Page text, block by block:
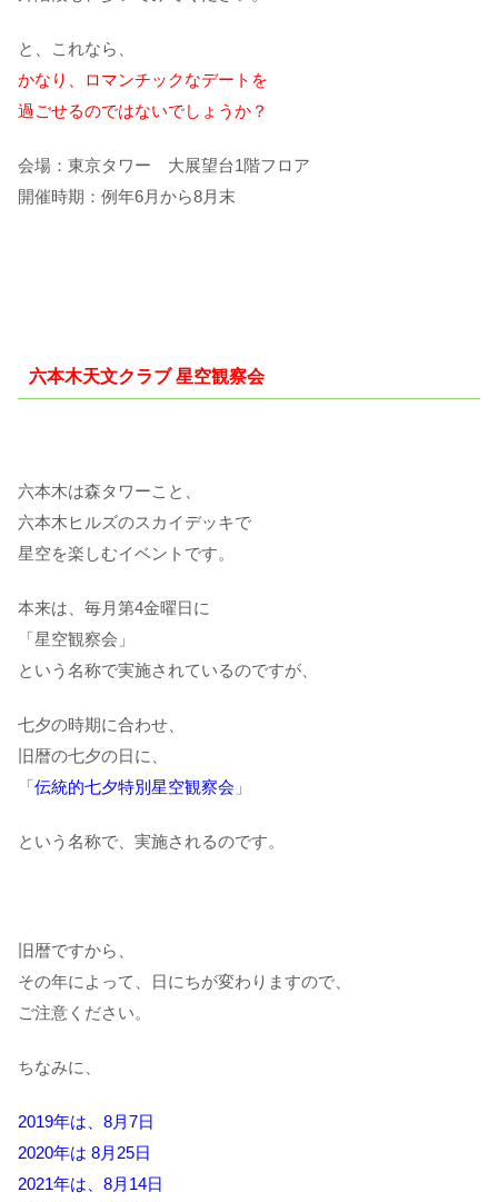
と、これなら、
かなり、ロマンチックなデートを
過ごせるのではないでしょうか？
会場：東京タワー 大展望台1階フロア
開催時期：例年6月から8月末
六本木天文クラブ 星空観察会
六本木は森タワーこと、
六本木ヒルズのスカイデッキで
星空を楽しむイベントです。
本来は、毎月第4金曜日に
「星空観察会」
という名称で実施されているのですが、
七夕の時期に合わせ、
旧暦の七夕の日に、
「伝統的七夕特別星空観察会 」
という名称で、実施されるのです。
旧暦ですから、
その年によって、日にちが変わりますので、
ご注意ください。
ちなみに、
2019年は、8月7日
2020年は 8月25日
2021年は、8月14日